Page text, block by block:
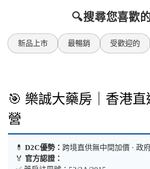
🔍搜尋您喜歡
新品上市 最暢銷 受歡迎的
🎯 樂誠大藥房｜香港直
營
💊 D2C優勢： 跨境直供無中間加價 · 政
🏅 官方認證：